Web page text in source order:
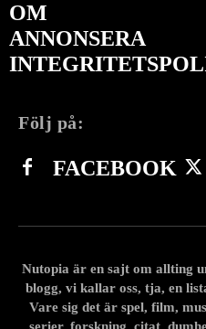
OM
ANNONSERA
Följ på:
FACEBOOK
Nutopia är en sajt om allting
blogg, vi kallar oss, tja, en
Vare sig det är spel, film,